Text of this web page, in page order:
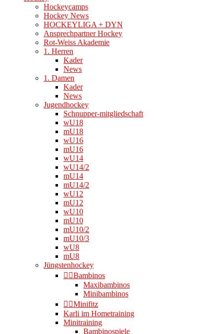
Hockeycamps
Hockey News
HOCKEYLIGA + DYN
Ansprechpartner Hockey
Rot-Weiss Akademie
1. Herren
Kader
News
1. Damen
Kader
News
Jugendhockey
Schnupper-mitgliedschaft
wU18
mU18
wU16
mU16
wU14
wU14/2
mU14
mU14/2
wU12
mU12
wU10
mU10
mU10/2
mU10/3
wU8
mU8
Jüngstenhockey
👉🏻Bambinos
Maxibambinos
Minibambinos
👉🏻Minifitz
Karli im Hometraining
Minitraining
Bambinospiele